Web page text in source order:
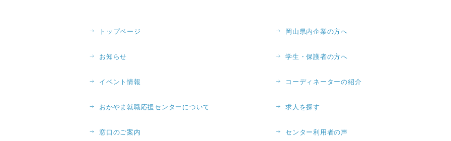
トップページ
お知らせ
イベント情報
おかやま就職応援センターについて
窓口のご案内
岡山県内企業の方へ
学生・保護者の方へ
コーディネーターの紹介
求人を探す
センター利用者の声